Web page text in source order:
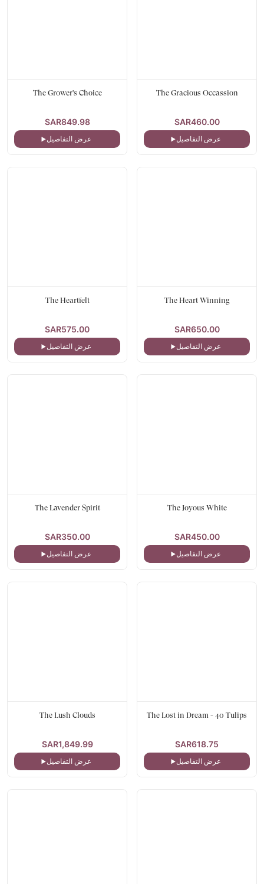
The Gracious Occassion
SAR460.00
عرض التفاصيل
The Grower's Choice
SAR849.98
عرض التفاصيل
The Heart Winning
SAR650.00
عرض التفاصيل
The Heartfelt
SAR575.00
عرض التفاصيل
The Joyous White
SAR450.00
عرض التفاصيل
The Lavender Spirit
SAR350.00
عرض التفاصيل
The Lost in Dream - 40 Tulips
SAR618.75
عرض التفاصيل
The Lush Clouds
SAR1,849.99
عرض التفاصيل